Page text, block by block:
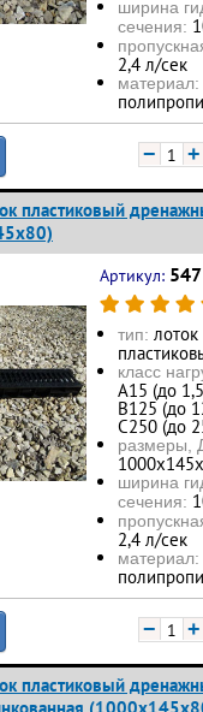
ширина
сечения:
2,4 л/сек
материал:
− +
пластиковый
Артикул: 547
тип:
класс
А15 (до
В125 (до
С250 (до
размеры,
ширина
сечения:
2,4 л/сек
материал:
− +
пластиковый